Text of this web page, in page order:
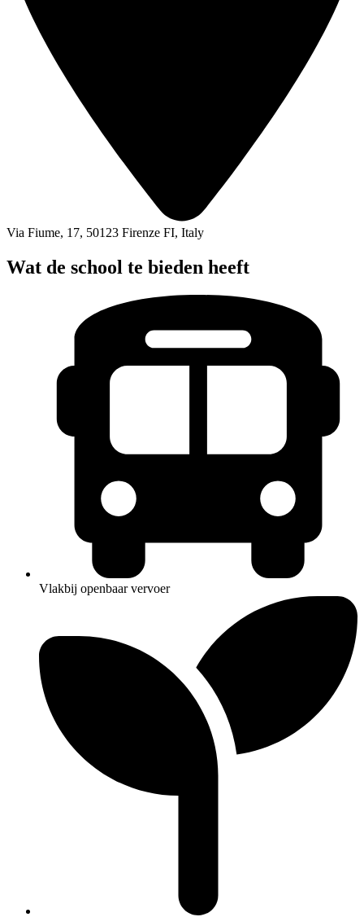
Via Fiume, 17, 50123 Firenze FI, Italy
Wat de school te bieden heeft
Vlakbij openbaar vervoer